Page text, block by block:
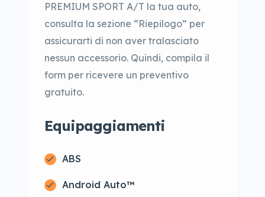
PREMIUM SPORT A/T la tua auto,
consulta la sezione “Riepilogo” per
assicurarti di non aver tralasciato
nessun accessorio. Quindi, compila il
form per ricevere un preventivo
gratuito.
Equipaggiamenti
ABS
Android Auto™